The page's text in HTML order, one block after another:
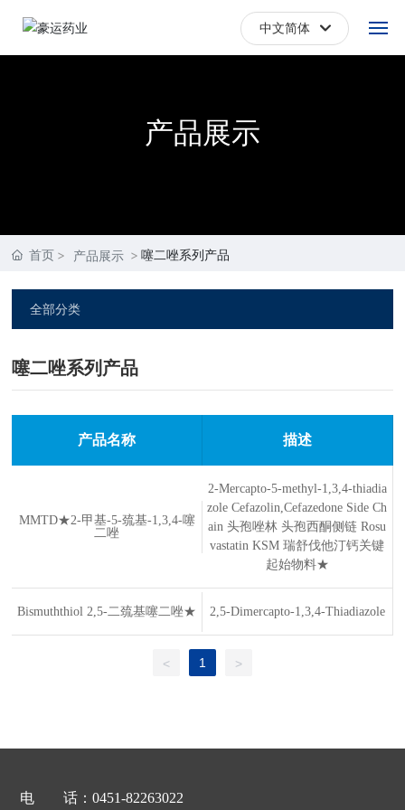
中文简体
产品展示
首页 产品展示 噻二唑系列产品
全部分类
噻二唑系列产品
产品名称 描述
MMTD★2-甲基-5-巯基-1,3,4-噻
二唑
2-Mercapto-5-methyl-1,3,4-thiadia
zole Cefazolin,Cefazedone Side Ch
ain 头孢唑林 头孢西酮侧链 Rosu
vastatin KSM 瑞舒伐他汀钙关键
起始物料★
Bismuththiol 2,5-二巯基噻二唑★ 2,5-Dimercapto-1,3,4-Thiadiazole
< 1 >
电 话：0451-82263022